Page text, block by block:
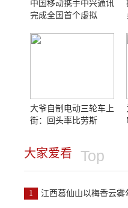
中国移动携手中兴通讯
完成全国首个虚拟
大爷自制电动三轮车上
街：回头率比劳斯
大家爱看 Top
1 江西葛仙山以梅香云雾